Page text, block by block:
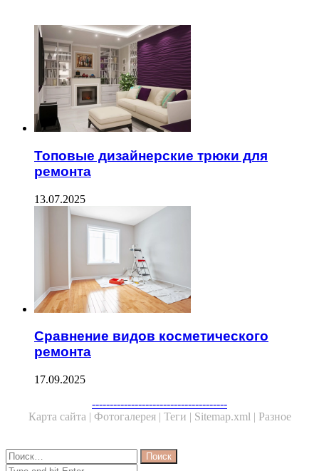
Топовые дизайнерские трюки для
ремонта
13.07.2025
Сравнение видов косметического
ремонта
17.09.2025
--------------------------------------
Карта сайта | Фотогалерея | Теги | Sitemap.xml | Разное
Close
Найти: